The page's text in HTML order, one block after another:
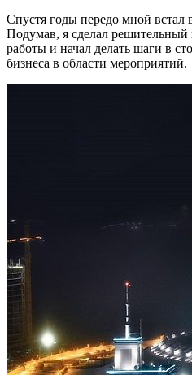
Спустя годы передо мной встал
Подумав, я сделал решительный
работы и начал делать шаги в
бизнеса в области мероприятий.